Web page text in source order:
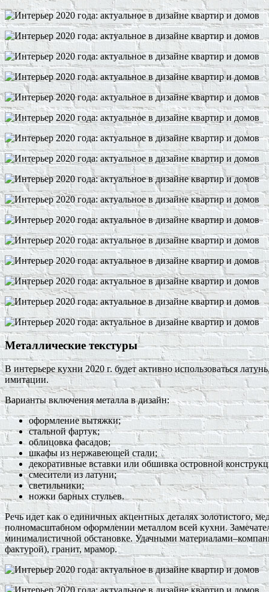
Металлические текстуры
В интерьере кухни 2020 г. будет активно использоваться
имитации.
Варианты включения металла в дизайн:
оформление вытяжки;
стальной фартук;
облицовка фасадов;
шкафы из нержавеющей стали;
декоративные вставки или обшивка островной
смесители из латуни;
светильники;
ножки барных стульев.
Речь идет как о единичных акцентных деталях золотистого,
полномасштабном оформлении металлом всей кухни.
минималистичной обстановке. Удачными
фактурой), гранит, мрамор.